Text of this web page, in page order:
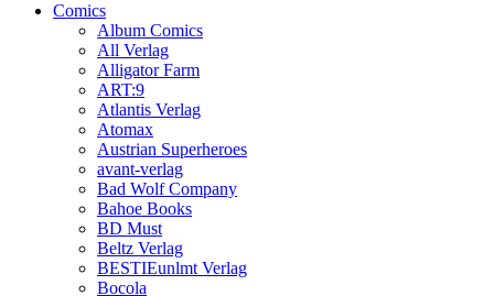
Comics
Album Comics
All Verlag
Alligator Farm
ART:9
Atlantis Verlag
Atomax
Austrian Superheroes
avant-verlag
Bad Wolf Company
Bahoe Books
BD Must
Beltz Verlag
BESTIEunlmt Verlag
Bocola